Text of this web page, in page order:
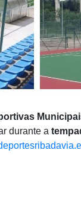
durante a